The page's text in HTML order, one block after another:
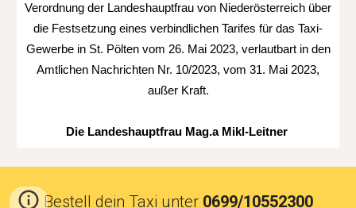
Verordnung der Landeshauptfrau von Niederösterreich über
die Festsetzung eines verbindlichen Tarifes für das Taxi-
Gewerbe in St. Pölten vom 26. Mai 2023, verlautbart in den
Amtlichen Nachrichten Nr. 10/2023, vom 31. Mai 2023,
außer Kraft.
Die Landeshauptfrau Mag.a Mikl-Leitner
Bestell dein Taxi unter 0699/10552300